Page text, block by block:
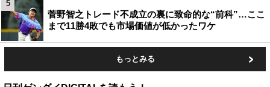
菅野智之トレード不成立の裏に致命的な“前科”…ここ
まで11勝4敗でも市場価値が低かったワケ
5
もっとみる